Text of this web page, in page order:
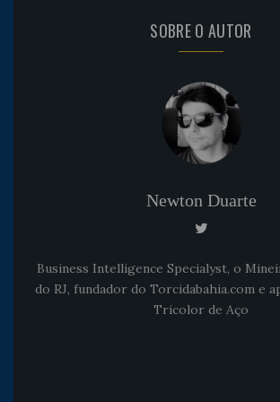
SOBRE O AUTOR
Newton Duarte
Business Intelligence Specialyst, o
do RJ, fundador do Torcidabahia.com e
Tricolor de Aço